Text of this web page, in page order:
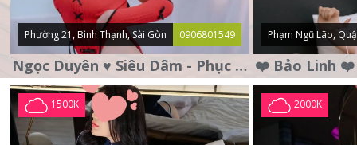
Phường 21, Bình Thạnh, Sài Gòn 0906801549
Ngọc Duyên ♥️ Siêu Dâm - Phục Vụ Tận Tình - Chu Đáo
Phạm Ngũ Lão,
1500K 2000K